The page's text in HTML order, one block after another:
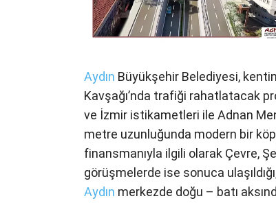
Aydın Büyükşehir Belediyesi,
Kavşağı’nda trafiği rahatlatacak
ve İzmir istikametleri ile Adnan
metre uzunluğunda modern bir
finansmanıyla ilgili olarak Çevre,
görüşmelerde ise sonuca
Aydın merkezde doğu – batı